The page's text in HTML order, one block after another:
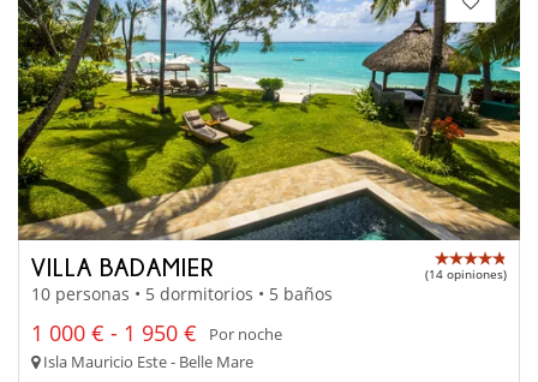
VILLA BADAMIER (14 opiniones)
10 personas • 5 dormitorios • 5 baños
1 000 € - 1 950 €
Por noche
Isla Mauricio Este - Belle Mare